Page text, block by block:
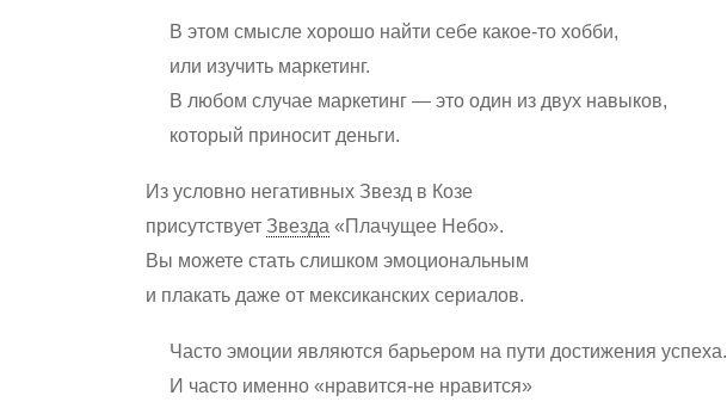
В этом смысле хорошо найти себе какое-то хобби,
или изучить маркетинг.
В любом случае маркетинг — это один из двух навыков,
который приносит деньги.
Из условно негативных Звезд в Козе
присутствует Звезда «Плачущее Небо».
Вы можете стать слишком эмоциональным
и плакать даже от мексиканских сериалов.
Часто эмоции являются барьером на пути достижения успеха.
И часто именно «нравится-не нравится»